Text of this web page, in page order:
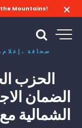
the Mountains!
صحافة، إعلام، صحافة
الحزب
الضمان
الشمالية مع